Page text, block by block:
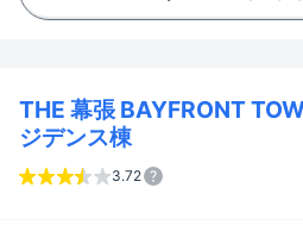
THE 幕張 BAYFRONT
ジデンス棟
3.72